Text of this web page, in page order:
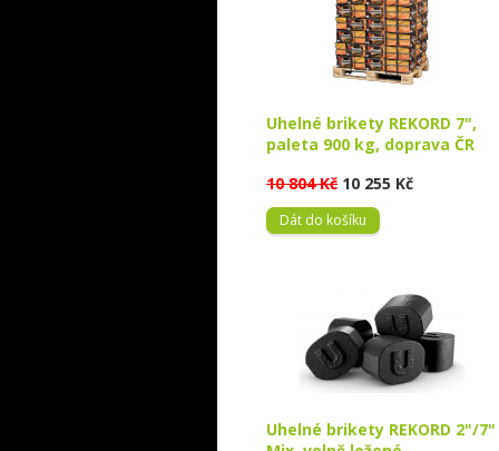
Uhelné brikety REKORD 7",
paleta 900 kg, doprava ČR
10 804 Kč 10 255 Kč
Dát do košíku
Uhelné brikety REKORD 2"/7"